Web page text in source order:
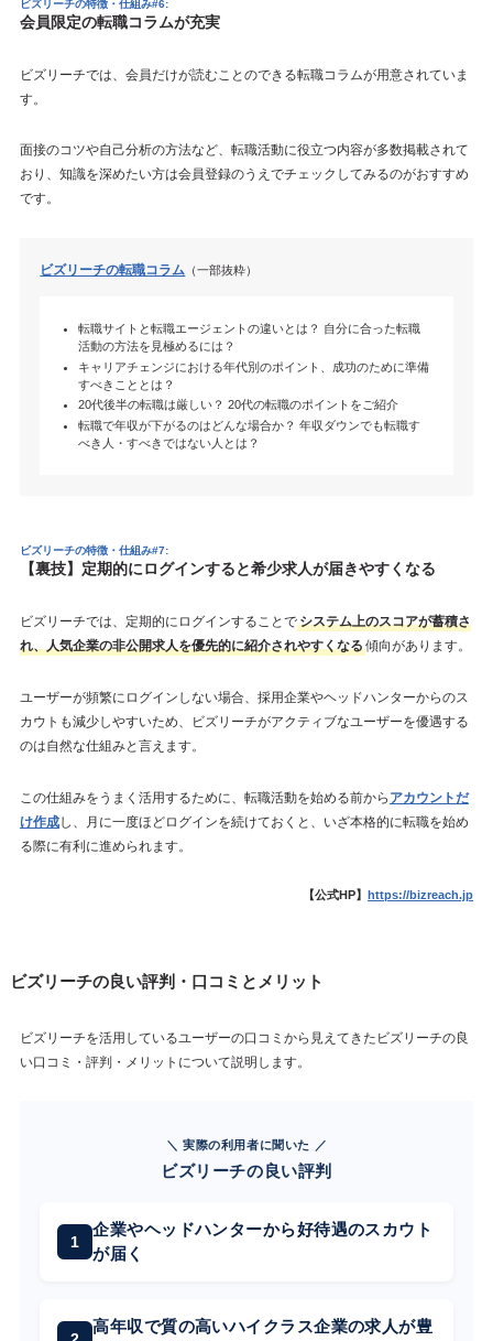
ビズリーチの特徴・仕組み#6:
会員限定の転職コラムが充実
ビズリーチでは、会員だけが読むことのできる転職コラムが用意されていま
す。
面接のコツや自己分析の方法など、転職活動に役立つ内容が多数掲載されて
おり、知識を深めたい方は会員登録のうえでチェックしてみるのがおすすめ
です。
ビズリーチの転職コラム （一部抜粋）
転職サイトと転職エージェントの違いとは？ 自分に合った転職
活動の方法を見極めるには？
キャリアチェンジにおける年代別のポイント、成功のために準備
すべきこととは？
20代後半の転職は厳しい？ 20代の転職のポイントをご紹介
転職で年収が下がるのはどんな場合か？ 年収ダウンでも転職す
べき人・すべきではない人とは？
ビズリーチの特徴・仕組み#7:
【裏技】定期的にログインすると希少求人が届きやすくなる
ビズリーチでは、定期的にログインすることでシステム上のスコアが蓄積さ
れ、人気企業の非公開求人を優先的に紹介されやすくなる傾向があります。
ユーザーが頻繁にログインしない場合、採用企業やヘッドハンターからのス
カウトも減少しやすいため、ビズリーチがアクティブなユーザーを優遇する
のは自然な仕組みと言えます。
この仕組みをうまく活用するために、転職活動を始める前から アカウントだ
け作成し、月に一度ほどログインを続けておくと、いざ本格的に転職を始め
る際に有利に進められます。
【公式HP】https://bizreach.jp
ビズリーチの良い評判・口コミとメリット
ビズリーチを活用しているユーザーの口コミから見えてきたビズリーチの良
い口コミ・評判・メリットについて説明します。
＼ 実際の利用者に聞いた ／
ビズリーチの良い評判
企業やヘッドハンターから好待遇のスカウト
が届く
高年収で質の高いハイクラス企業の求人が豊